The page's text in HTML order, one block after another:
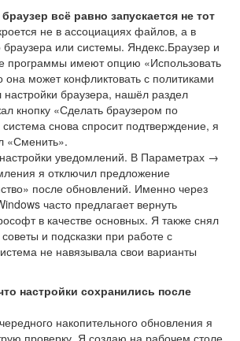
всё равно запускается не тот
не в ассоциациях файлов, а в
браузера или системы. Яндекс.Браузер и
программы имеют опцию «Использовать
может конфликтовать с политиками
браузера, нашёл раздел
кнопку «Сделать браузером по
снова спросит подтверждение, я
«Сменить».
уведомлений. В Параметрах →
я отключил предложение
после обновлений. Именно через
часто предлагает вернуть
в качестве основных. Я также снял
и подсказки при работе с
не навязывала свои варианты
настройки сохранились после
накопительного обновления я
проверку. Я создаю на рабочем столе